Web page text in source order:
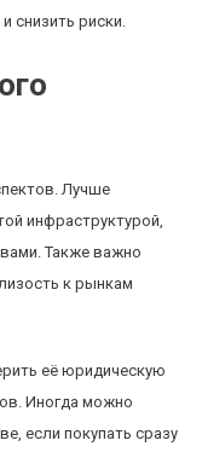
снизить риски.
Лучше
инфраструктурой,
Также важно
к рынкам
её юридическую
Иногда можно
если покупать сразу